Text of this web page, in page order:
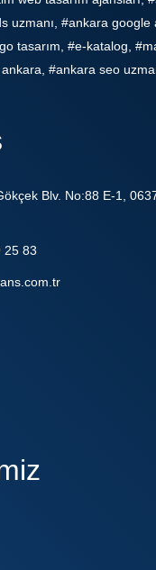
uzmanı, #ankara google
tasarım, #e-katalog,
#ankara seo
Blv. No:88 E-1,
25 83